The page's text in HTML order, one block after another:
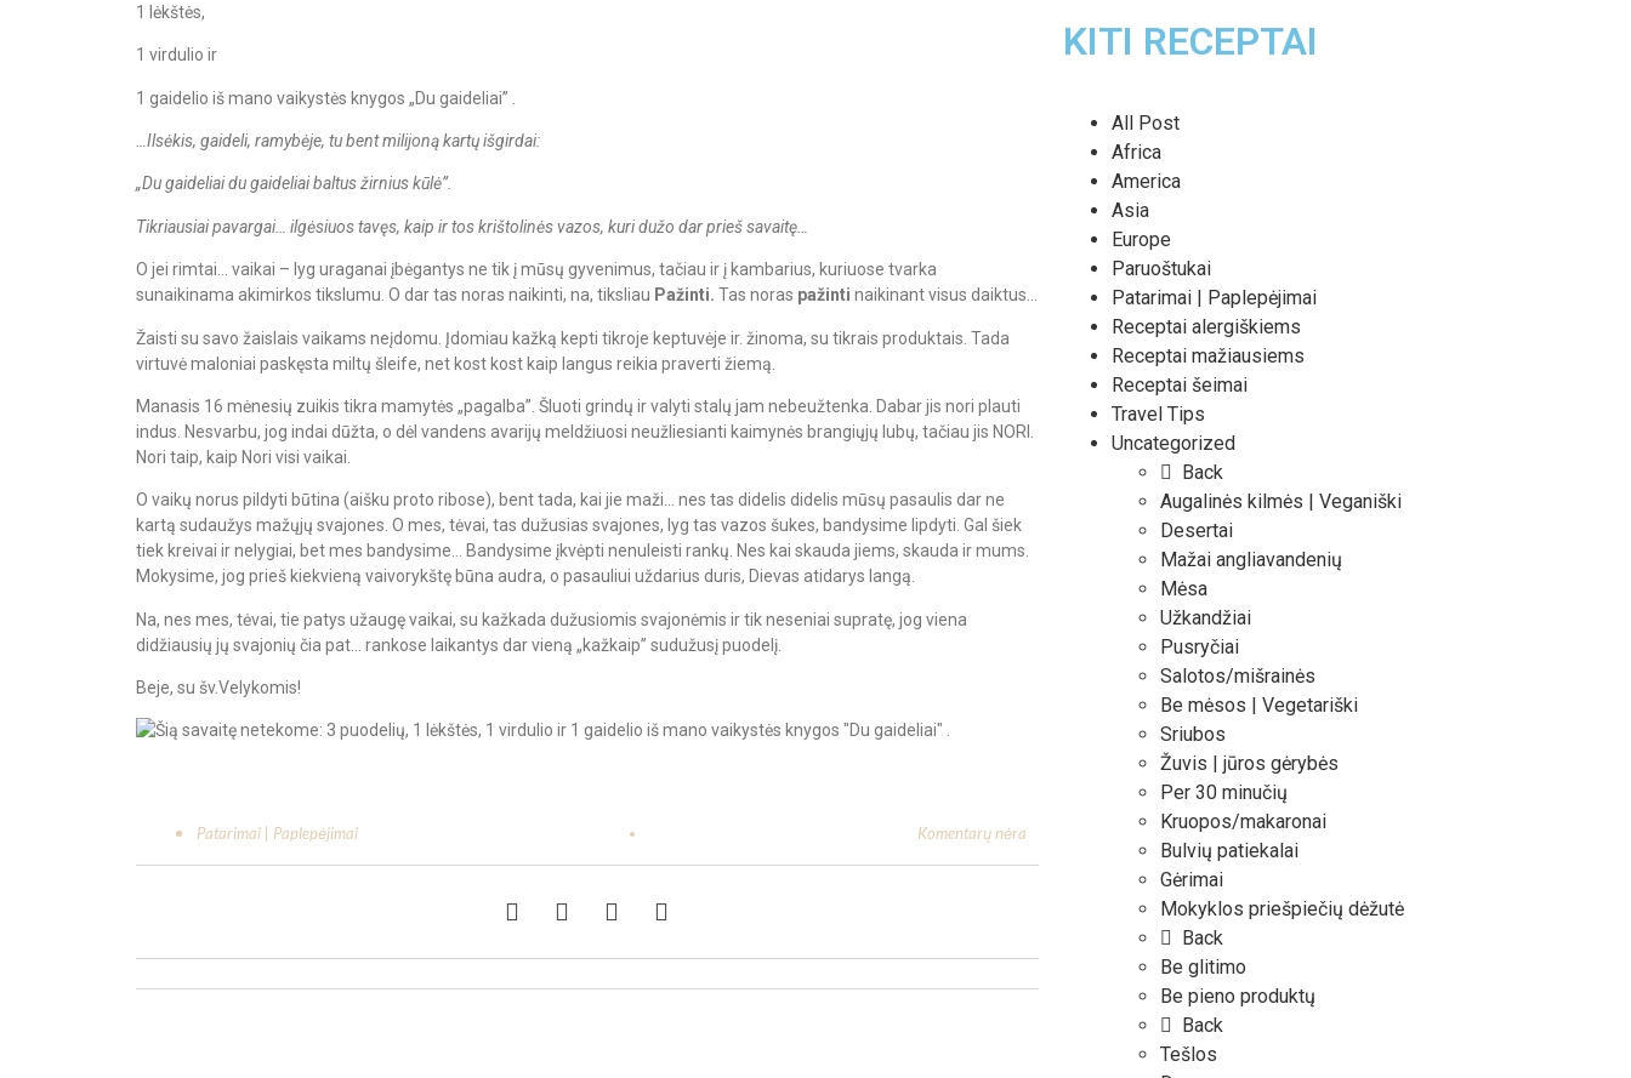
1 lėkštės,
1 virdulio ir
1 gaidelio iš mano vaikystės knygos „Du gaideliai” .
…Ilsėkis, gaideli, ramybėje, tu bent milijoną kartų išgirdai:
„Du gaideliai du gaideliai baltus žirnius kūlė”.
Tikriausiai pavargai… ilgėsiuos tavęs, kaip ir tos krištolinės vazos, kuri dužo dar prieš savaitę…
O jei rimtai… vaikai – lyg uraganai įbėgantys ne tik į mūsų gyvenimus, tačiau ir į kambarius, kuriuose tvarka
sunaikinama akimirkos tikslumu. O dar tas noras naikinti, na, tiksliau Pažinti. Tas noras pažinti naikinant visus daiktus…
Žaisti su savo žaislais vaikams neįdomu. Įdomiau kažką kepti tikroje keptuvėje ir. žinoma, su tikrais produktais. Tada
virtuvė maloniai paskęsta miltų šleife, net kost kost kaip langus reikia praverti žiemą.
Manasis 16 mėnesių zuikis tikra mamytės „pagalba”. Šluoti grindų ir valyti stalų jam nebeužtenka. Dabar jis nori plauti
indus. Nesvarbu, jog indai dūžta, o dėl vandens avarijų meldžiuosi neužliesianti kaimynės brangiųjų lubų, tačiau jis NORI.
Nori taip, kaip Nori visi vaikai.
O vaikų norus pildyti būtina (aišku proto ribose), bent tada, kai jie maži… nes tas didelis didelis mūsų pasaulis dar ne
kartą sudaužys mažųjų svajones. O mes, tėvai, tas dužusias svajones, lyg tas vazos šukes, bandysime lipdyti. Gal šiek
tiek kreivai ir nelygiai, bet mes bandysime… Bandysime įkvėpti nenuleisti rankų. Nes kai skauda jiems, skauda ir mums.
Mokysime, jog prieš kiekvieną vaivorykštę būna audra, o pasauliui uždarius duris, Dievas atidarys langą.
Na, nes mes, tėvai, tie patys užaugę vaikai, su kažkada dužusiomis svajonėmis ir tik neseniai supratę, jog viena
didžiausių jų svajonių čia pat… rankose laikantys dar vieną „kažkaip” sudužusį puodelį.
Beje, su šv.Velykomis!
Patarimai | Paplepėjimai Komentarų nėra
KITI RECEPTAI
All Post
Africa
America
Asia
Europe
Paruoštukai
Patarimai | Paplepėjimai
Receptai alergiškiems
Receptai mažiausiems
Receptai šeimai
Travel Tips
Uncategorized
Back
Augalinės kilmės | Veganiški
Desertai
Mažai angliavandenių
Mėsa
Užkandžiai
Pusryčiai
Salotos/mišrainės
Be mėsos | Vegetariški
Sriubos
Žuvis | jūros gėrybės
Per 30 minučių
Kruopos/makaronai
Bulvių patiekalai
Gėrimai
Mokyklos priešpiečių dėžutė
Back
Be glitimo
Be pieno produktų
Back
Tešlos